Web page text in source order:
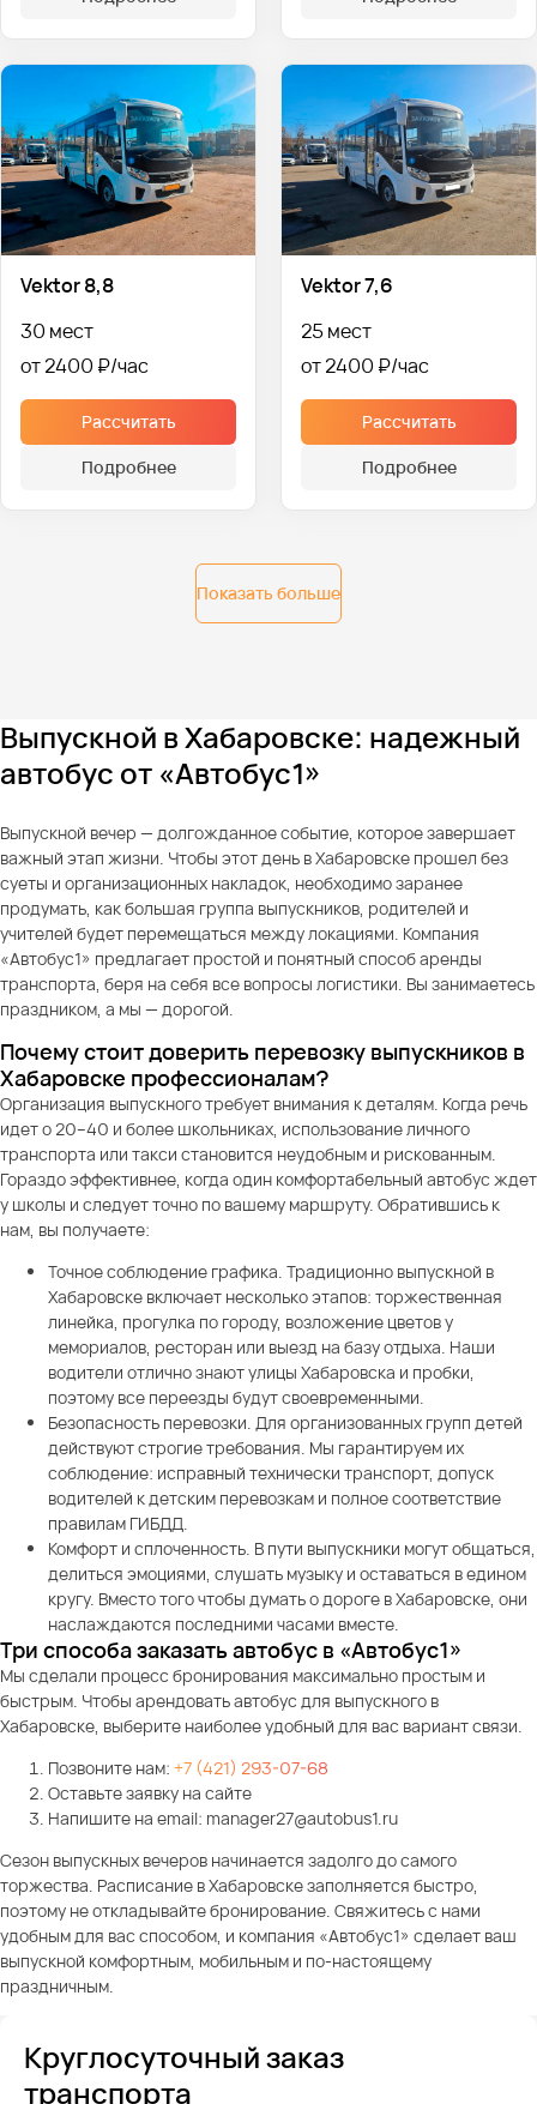
Vektor 8,8
30 мест
от 2400 ₽
Рассчитать
Подробнее
Vektor 7,6
25 мест
от 2400 ₽
Рассчитать
Подробнее
Показать больше
Выпускной в Хабаровске: надежный
автобус от «Автобус1»
Выпускной вечер — долгожданное событие, которое завершает
важный этап жизни. Чтобы этот день в Хабаровске прошел без
суеты и организационных накладок, необходимо заранее
продумать, как большая группа выпускников, родителей и
учителей будет перемещаться между локациями. Компания
«Автобус1» предлагает простой и понятный способ аренды
транспорта, беря на себя все вопросы логистики. Вы занимаетесь
праздником, а мы — дорогой.
Почему стоит доверить перевозку выпускников в
Хабаровске профессионалам?
Организация выпускного требует внимания к деталям. Когда речь
идет о 20–40 и более школьниках, использование личного
транспорта или такси становится неудобным и рискованным.
Гораздо эффективнее, когда один комфортабельный автобус ждет
у школы и следует точно по вашему маршруту. Обратившись к
нам, вы получаете:
Точное соблюдение графика. Традиционно выпускной в
Хабаровске включает несколько этапов: торжественная
линейка, прогулка по городу, возложение цветов у
мемориалов, ресторан или выезд на базу отдыха. Наши
водители отлично знают улицы Хабаровска и пробки,
поэтому все переезды будут своевременными.
Безопасность перевозки. Для организованных групп детей
действуют строгие требования. Мы гарантируем их
соблюдение: исправный технически транспорт, допуск
водителей к детским перевозкам и полное соответствие
правилам ГИБДД.
Комфорт и сплоченность. В пути выпускники могут общаться,
делиться эмоциями, слушать музыку и оставаться в едином
кругу. Вместо того чтобы думать о дороге в Хабаровске, они
наслаждаются последними часами вместе.
Три способа заказать автобус в «Автобус1»
Мы сделали процесс бронирования максимально простым и
быстрым. Чтобы арендовать автобус для выпускного в
Хабаровске, выберите наиболее удобный для вас вариант связи.
Позвоните нам: +7 (421) 293-07-68
Оставьте заявку на сайте
Напишите на email: manager27@autobus1.ru
Сезон выпускных вечеров начинается задолго до самого
торжества. Расписание в Хабаровске заполняется быстро,
поэтому не откладывайте бронирование. Свяжитесь с нами
удобным для вас способом, и компания «Автобус1» сделает ваш
выпускной комфортным, мобильным и по-настоящему
праздничным.
Круглосуточный заказ
транспорта